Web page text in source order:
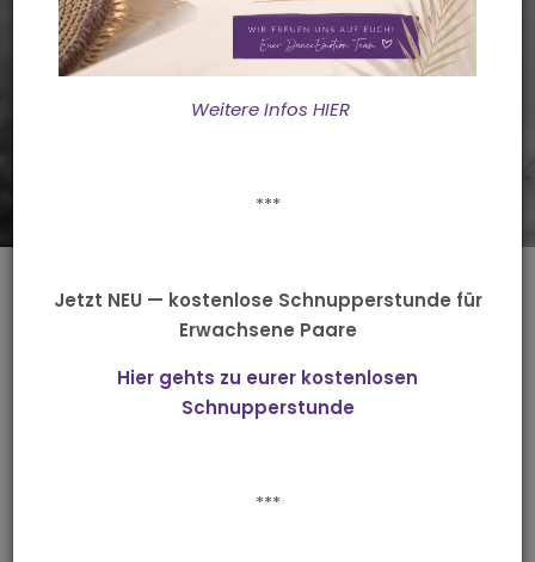
Brautpaare, Trauzeugen, Eltern
& Gäste
Ja ich will...
für den schönsten Tanz in eurem
Weitere Infos HIER
***
Jetzt NEU — kostenlose Schnupperstunde für
Erwachsene Paare
Hier gehts zu eurer kostenlosen
Schnupperstunde
***